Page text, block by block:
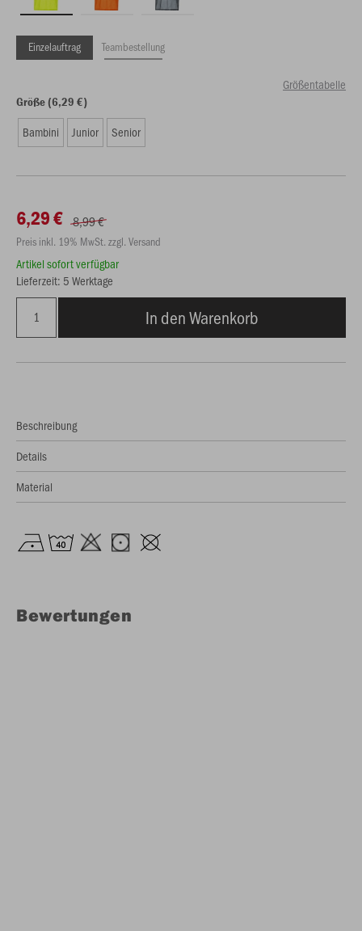
Einzelauftrag Teambestellung
Größentabelle
Größe (6,29 €)
Bambini Junior Senior
6,29 € 8,99 €
Preis inkl. 19% MwSt. zzgl. Versand
Artikel sofort verfügbar
Lieferzeit: 5 Werktage
In den Warenkorb
Beschreibung
Details
Material
Bewertungen